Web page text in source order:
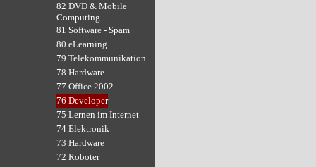
82 DVD & Mobile
Computing
81 Software - Spam
80 eLearning
79 Telekommunikation
78 Hardware
77 Office 2002
76 Developer
75 Lernen im Internet
74 Elektronik
73 Hardware
72 Roboter